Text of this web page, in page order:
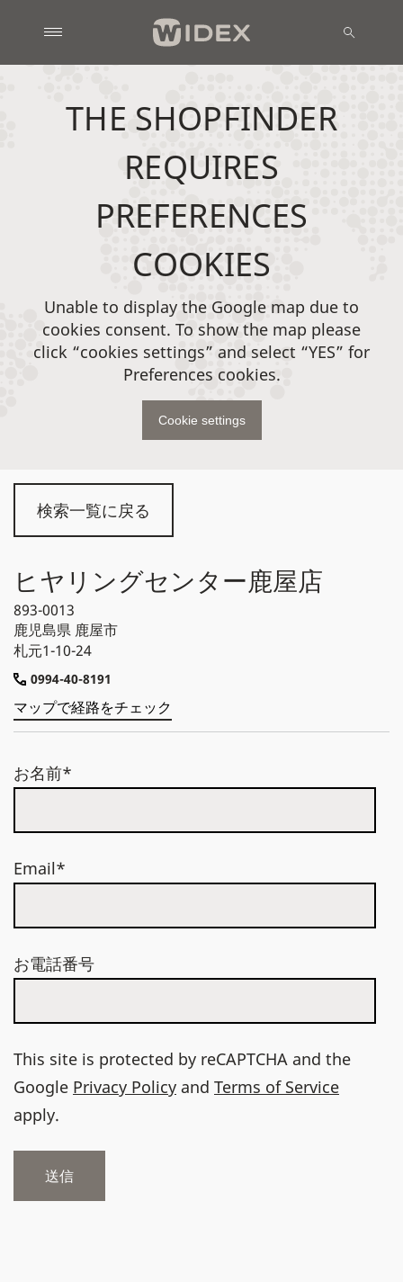
検索一覧に戻る
ヒヤリングセンター鹿屋店
893-0013
鹿児島県 鹿屋市
札元1-10-24
0994-40-8191
マップで経路をチェック
お名前*
Email*
お電話番号
This site is protected by reCAPTCHA and the
Google Privacy Policy and Terms of Service
apply.
THE SHOPFINDER
REQUIRES
PREFERENCES
COOKIES
Unable to display the Google map due to
cookies consent. To show the map please
click “cookies settings” and select “YES” for
Preferences cookies.
Cookie settings